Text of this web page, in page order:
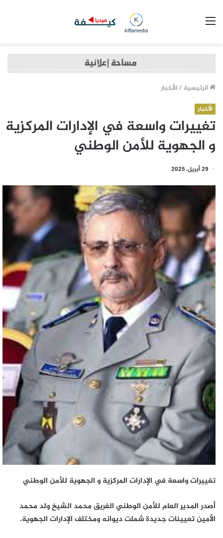
الرئيسية /الأخبار
الأخبار
تغييرات واسعة في الإدارات المركزية
و الجهوية للأمن الوطني
29 أبريل، 2025
تغييرات واسعة في الإدارات المركزية و الجهوية للأمن الوطني
أصدر المدير العام للأمن الوطني الفريق محمد الشيخ ولد محمد
الأمين تعيينات جديدة شملت ديوانه ومختلف الإدارات الجهوية.